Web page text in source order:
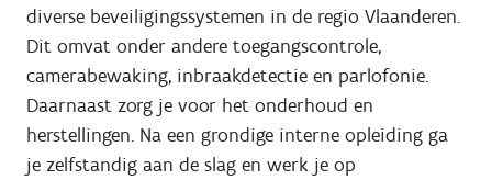
diverse beveiligingssystemen in de regio Vlaanderen.
Dit omvat onder andere toegangscontrole,
camerabewaking, inbraakdetectie en parlofonie.
Daarnaast zorg je voor het onderhoud en
herstellingen. Na een grondige interne opleiding ga
je zelfstandig aan de slag en werk je op